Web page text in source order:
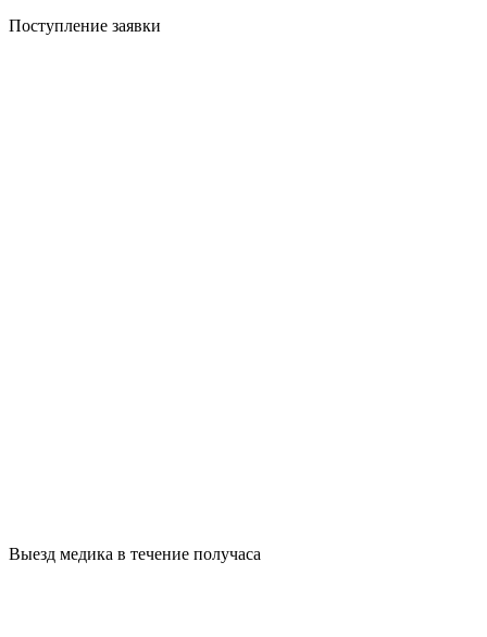
Поступление заявки
Выезд медика в течение получаса